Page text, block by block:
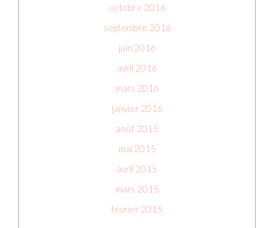
octobre 2016
septembre 2016
juin 2016
avril 2016
mars 2016
janvier 2016
août 2015
mai 2015
avril 2015
mars 2015
février 2015